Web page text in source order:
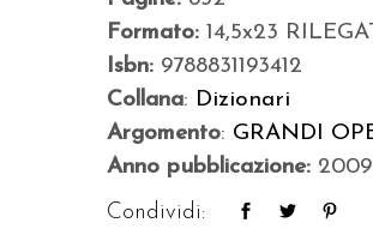
Formato: 14,5x23
Isbn: 9788831193412
Collana: Dizionari
Argomento: GRANDI
Anno pubblicazione: 2009
Condividi: